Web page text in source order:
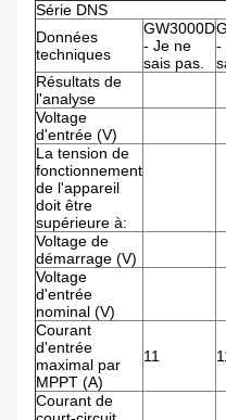
Série DNS
Données
techniques
GW3000D
- Je ne
sais pas.
-
Résultats de
l'analyse
Voltage
d'entrée (V)
La tension de
fonctionnement
de l'appareil
doit être
supérieure à:
Voltage de
démarrage (V)
Voltage
d'entrée
nominal (V)
Courant
d'entrée
maximal par
MPPT (A)
11
Courant de